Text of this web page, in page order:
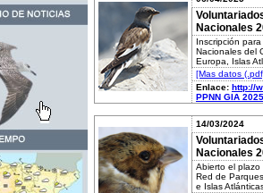
Nacionales
Inscripción
Nacionales del
Europa, Islas
[Mas datos
Enlace: http://
PPNN GIA
14/03/2024
Nacionales
Abierto el
Red de
e Islas